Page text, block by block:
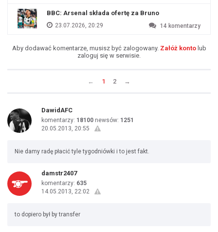
BBC: Arsenal składa ofertę za Bruno
23.07.2026, 20:29 14 komentarzy
Aby dodawać komentarze, musisz być zalogowany. Załóż kontolub
zaloguj się w serwisie.
← 1 2 →
DawidAFC
komentarzy: 18100 newsów: 1251
20.05.2013, 20:55
Nie damy radę płacić tyle tygodniówki i to jest fakt.
damstr2407
komentarzy: 635
14.05.2013, 22:02
to dopiero był by transfer